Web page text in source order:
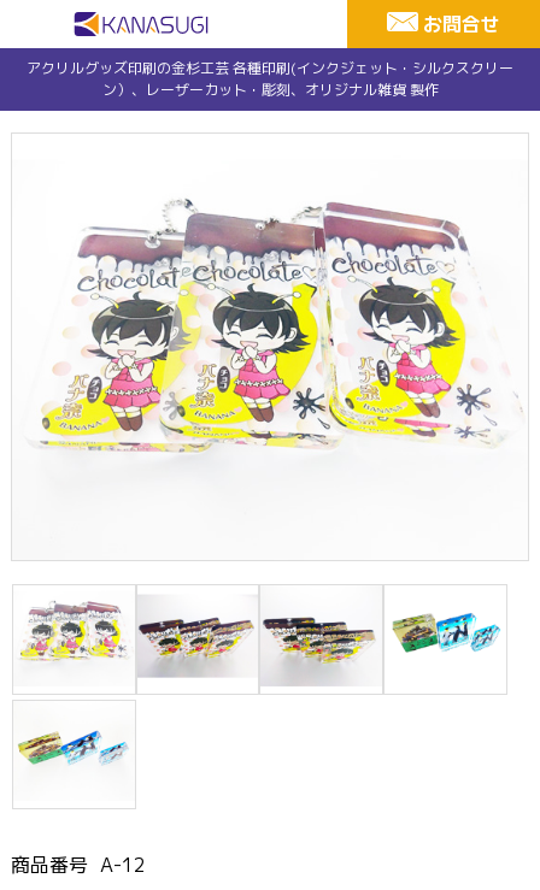
お問合せ
アクリルグッズ印刷の金杉工芸 各種印刷(インクジェット・シルクスクリー
ン）、レーザーカット・彫刻、オリジナル雑貨 製作
商品番号 A-12